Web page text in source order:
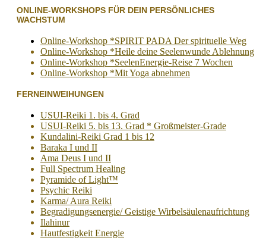
ONLINE-WORKSHOPS FÜR DEIN PERSÖNLICHES
WACHSTUM
Online-Workshop *SPIRIT PADA Der spirituelle Weg
Online-Workshop *Heile deine Seelenwunde Ablehnung
Online-Workshop *SeelenEnergie-Reise 7 Wochen
Online-Workshop *Mit Yoga abnehmen
FERNEINWEIHUNGEN
USUI-Reiki 1. bis 4. Grad
USUI-Reiki 5. bis 13. Grad * Großmeister-Grade
Kundalini-Reiki Grad 1 bis 12
Baraka I und II
Ama Deus I und II
Full Spectrum Healing
Pyramide of Light™
Psychic Reiki
Karma/ Aura Reiki
Begradigungsenergie/ Geistige Wirbelsäulenaufrichtung
Ilahinur
Hautfestigkeit Energie